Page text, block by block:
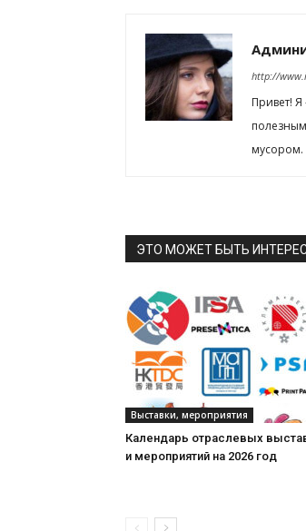
http://
Привет!
мусором.
ЭТО МОЖЕТ БЫТЬ
Выставки, мероприятия
Календарь отраслевых
и мероприятий на 2026 год